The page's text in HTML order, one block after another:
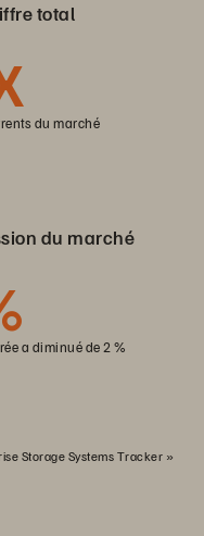
total
du marché
du marché
a diminué de 2 %
Storage Systems Tracker »